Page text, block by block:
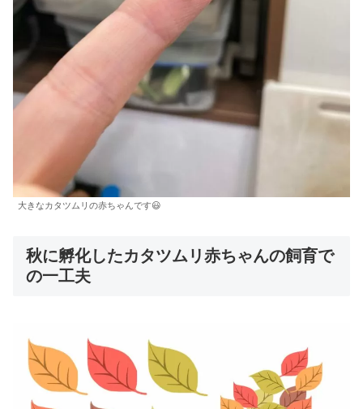
大きなカタツムリの赤ちゃんです😃
秋に孵化したカタツムリ赤ちゃんの飼育で
の一工夫